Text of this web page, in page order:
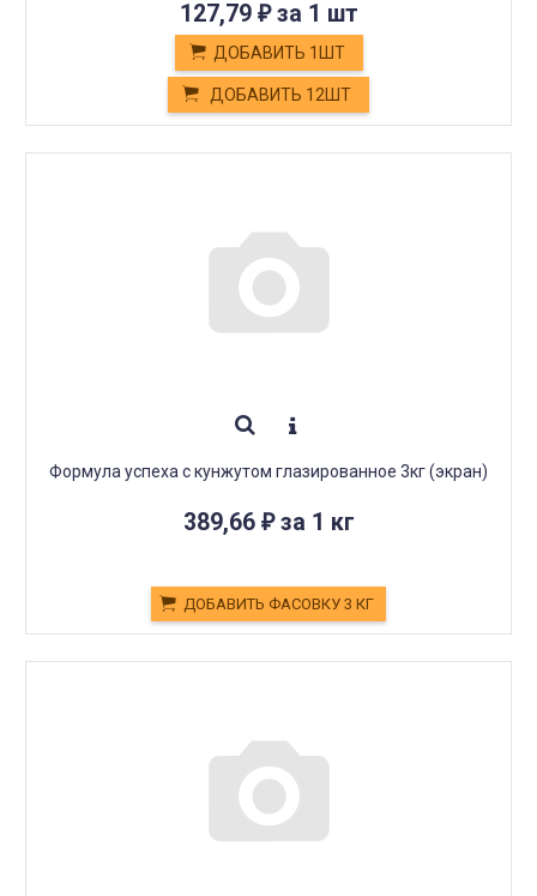
127,79 ₽за 1 шт
ДОБАВИТЬ 1ШТ
ДОБАВИТЬ 12ШТ
Формула успеха с кунжутом глазированное 3кг (экран)
389,66 ₽за 1 кг
ДОБАВИТЬ ФАСОВКУ 3 КГ